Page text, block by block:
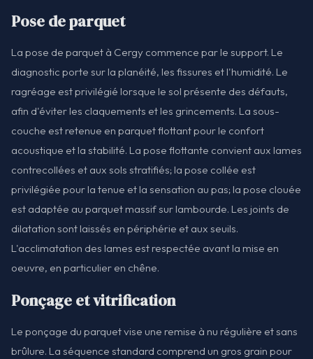
Pose de parquet
La pose de parquet à Cergy commence par le support. Le
diagnostic porte sur la planéité, les fissures et l'humidité. Le
ragréage est privilégié lorsque le sol présente des défauts,
afin d'éviter les claquements et les grincements. La sous-
couche est retenue en parquet flottant pour le confort
acoustique et la stabilité. La pose flottante convient aux lames
contrecollées et aux sols stratifiés; la pose collée est
privilégiée pour la tenue et la sensation au pas; la pose clouée
est adaptée au parquet massif sur lambourde. Les joints de
dilatation sont laissés en périphérie et aux seuils.
L'acclimatation des lames est respectée avant la mise en
oeuvre, en particulier en chêne.
Ponçage et vitrification
Le ponçage du parquet vise une remise à nu régulière et sans
brûlure. La séquence standard comprend un gros grain pour